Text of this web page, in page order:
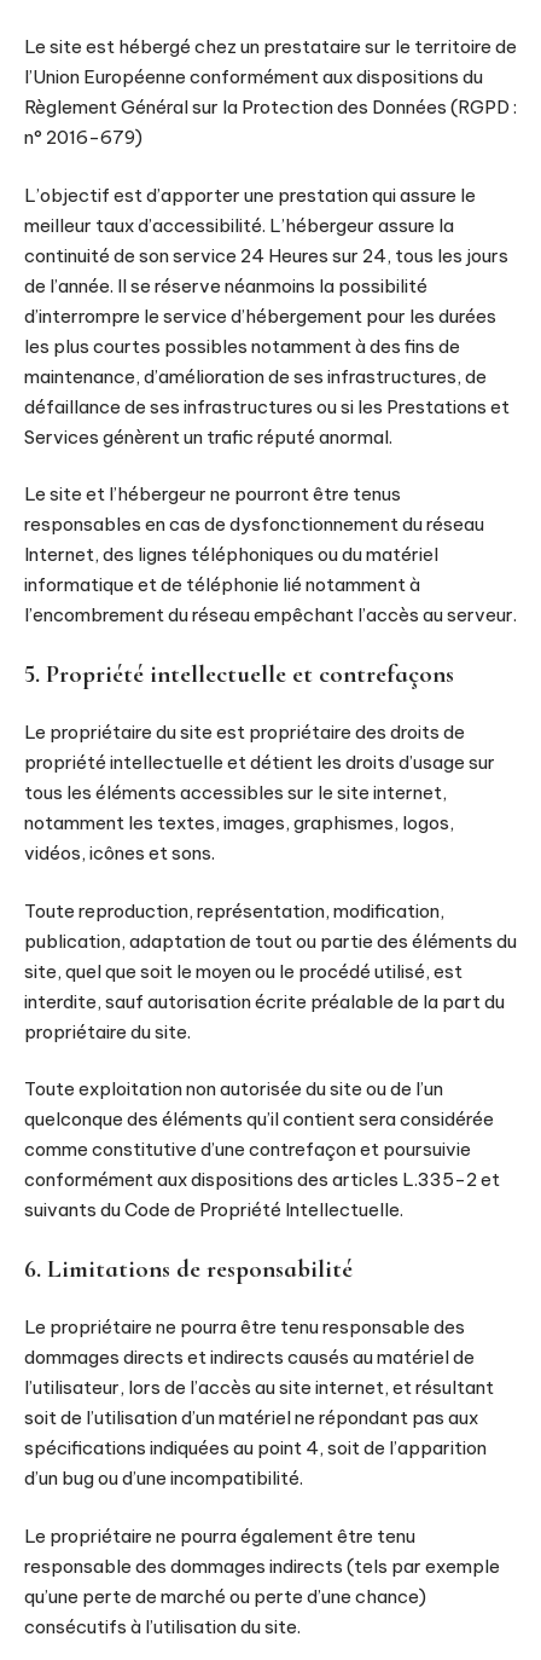
Le site est hébergé chez un prestataire sur le territoire de
l’Union Européenne conformément aux dispositions du
Règlement Général sur la Protection des Données (RGPD :
n° 2016-679)
L’objectif est d’apporter une prestation qui assure le
meilleur taux d’accessibilité. L’hébergeur assure la
continuité de son service 24 Heures sur 24, tous les jours
de l’année. Il se réserve néanmoins la possibilité
d’interrompre le service d’hébergement pour les durées
les plus courtes possibles notamment à des fins de
maintenance, d’amélioration de ses infrastructures, de
défaillance de ses infrastructures ou si les Prestations et
Services génèrent un trafic réputé anormal.
Le site et l’hébergeur ne pourront être tenus
responsables en cas de dysfonctionnement du réseau
Internet, des lignes téléphoniques ou du matériel
informatique et de téléphonie lié notamment à
l’encombrement du réseau empêchant l’accès au serveur.
5. Propriété intellectuelle et contrefaçons
Le propriétaire du site est propriétaire des droits de
propriété intellectuelle et détient les droits d’usage sur
tous les éléments accessibles sur le site internet,
notamment les textes, images, graphismes, logos,
vidéos, icônes et sons.
Toute reproduction, représentation, modification,
publication, adaptation de tout ou partie des éléments du
site, quel que soit le moyen ou le procédé utilisé, est
interdite, sauf autorisation écrite préalable de la part du
propriétaire du site.
Toute exploitation non autorisée du site ou de l’un
quelconque des éléments qu’il contient sera considérée
comme constitutive d’une contrefaçon et poursuivie
conformément aux dispositions des articles L.335-2 et
suivants du Code de Propriété Intellectuelle.
6. Limitations de responsabilité
Le propriétaire ne pourra être tenu responsable des
dommages directs et indirects causés au matériel de
l’utilisateur, lors de l’accès au site internet, et résultant
soit de l’utilisation d’un matériel ne répondant pas aux
spécifications indiquées au point 4, soit de l’apparition
d’un bug ou d’une incompatibilité.
Le propriétaire ne pourra également être tenu
responsable des dommages indirects (tels par exemple
qu’une perte de marché ou perte d’une chance)
consécutifs à l’utilisation du site.